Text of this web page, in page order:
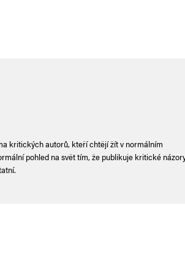
kritických autorů, kteří chtějí žít v normálním
pohled na svět tím, že publikuje kritické